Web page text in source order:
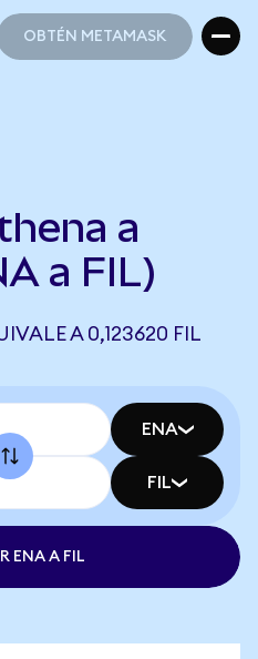
OBTÉN METAMASK
a
a FIL)
A 0,123620 FIL
ENA
FIL
ENA A FIL